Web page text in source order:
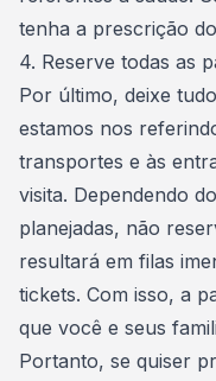
tenha a prescrição
4. Reserve todas as
Por último, deixe
estamos nos
transportes e às
visita. Dependendo
planejadas, não
resultará em filas
tickets. Com isso, a
que você e seus
Portanto, se quiser